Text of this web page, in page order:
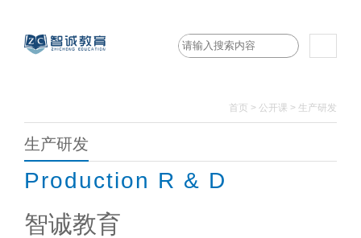
首页 > 公开课 > 生产研发
生产研发
Production R & D
智诚教育